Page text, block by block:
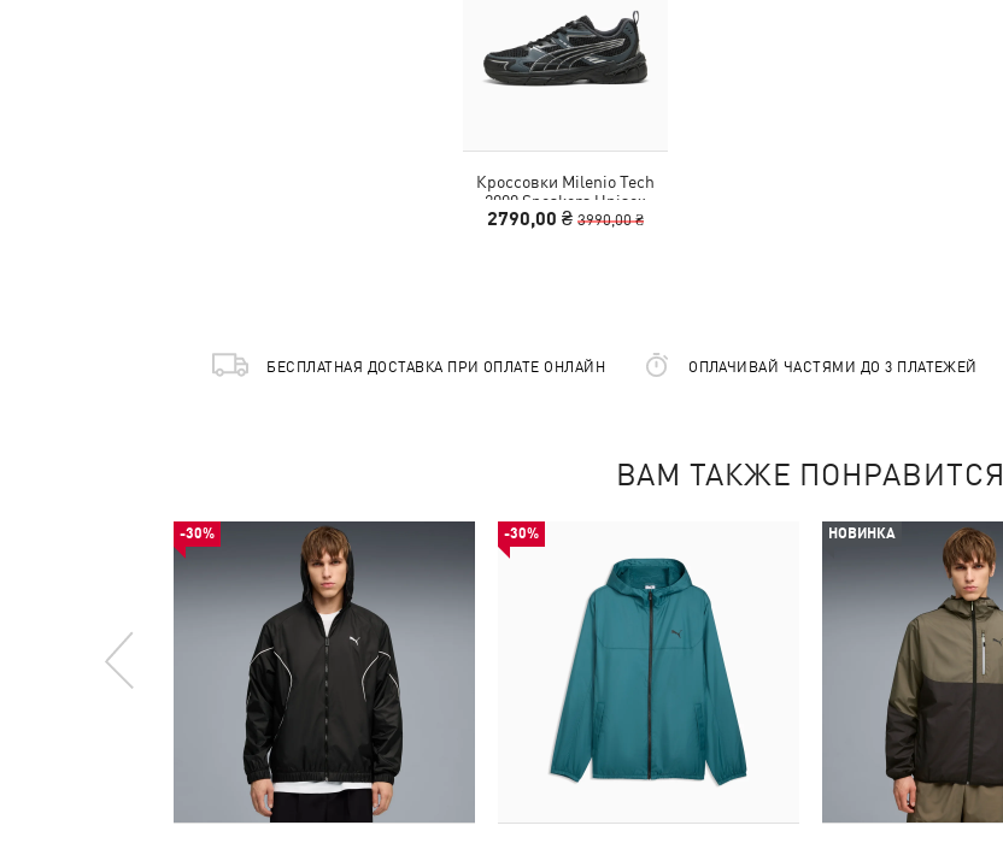
Кроссовки Milenio Tech
2000 Sneakers Unisex
2790,00 ₴ 3990,00 ₴
БЕСПЛАТНАЯ ДОСТАВКА ПРИ ОПЛАТЕ ОНЛАЙН ОПЛАЧИВАЙ ЧАСТЯМИ ДО 3 ПЛАТЕЖЕЙ
ВАМ ТАКЖЕ ПОНРАВИТСЯ
-30% -30% НОВИНКА